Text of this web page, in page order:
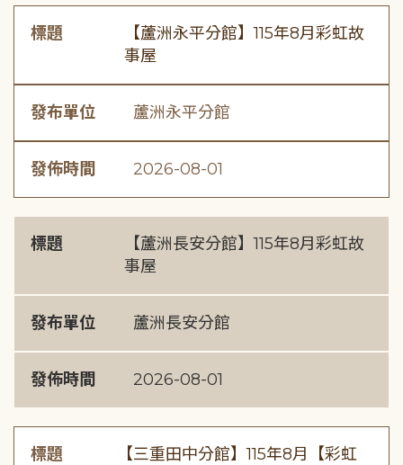
標題
【蘆洲永平分館】115年8月彩虹故
事屋
發布單位 蘆洲永平分館
發佈時間 2026-08-01
標題
【蘆洲長安分館】115年8月彩虹故
事屋
發布單位 蘆洲長安分館
發佈時間 2026-08-01
標題
【三重田中分館】115年8月【彩虹